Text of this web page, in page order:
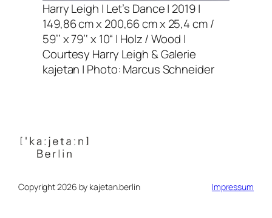
Harry Leigh | Let’s Dance| 2019 |
149,86 cm x 200,66 cm x 25,4 cm /
59’’ x 79’‘ x 10“ | Holz / Wood |
Courtesy Harry Leigh & Galerie
kajetan | Photo: Marcus Schneider
Copyright 2026 by kajetan.berlin Impressum